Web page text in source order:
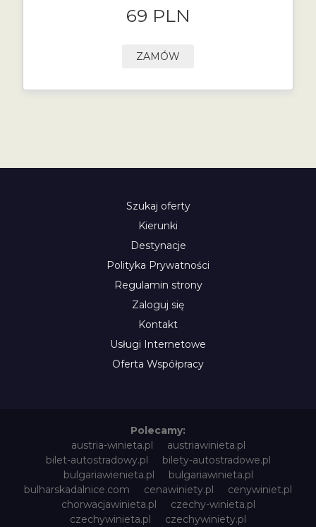
69 PLN
ZAMÓW
Szukaj oferty
Kierunki
Destynacje
Polityka Prywatności
Regulamin strony
Zaloguj się
Kontakt
Usługi Internetowe
Oferta Współpracy
Polecamy:
austria-winieta.pl
austriawinieta.pl
bilet-autostradowy.pl
bilety-autostradowe.pl
bulgariawienieta.pl
bulgariawinieta.pl
bulharskadalnice.com
cenawiniety.pl
cenywiniet.pl
chorwacjawinieta.pl
czechy-winieta.pl
czechywinieta.pl
czechywiniety.pl